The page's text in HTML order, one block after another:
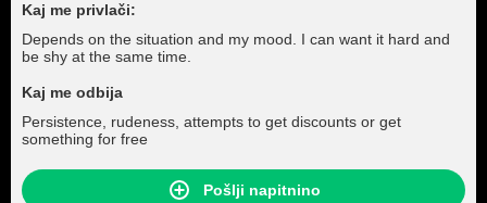
Kaj me privlači:
Depends on the situation and my mood. I can want it hard and
be shy at the same time.
Kaj me odbija
Persistence, rudeness, attempts to get discounts or get
something for free
Pošlji napitnino